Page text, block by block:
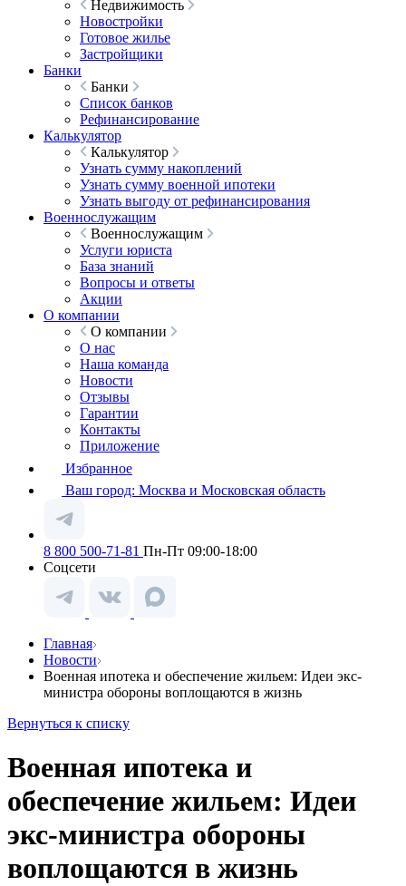
Недвижимость
Новостройки
Готовое жилье
Застройщики
Банки
Банки
Список банков
Рефинансирование
Калькулятор
Калькулятор
Узнать сумму накоплений
Узнать сумму военной ипотеки
Узнать выгоду от рефинансирования
Военнослужащим
Военнослужащим
Услуги юриста
База знаний
Вопросы и ответы
Акции
О компании
О компании
О нас
Наша команда
Новости
Отзывы
Гарантии
Контакты
Приложение
Избранное
Ваш город: Москва и Московская область
8 800 500-71-81 Пн-Пт 09:00-18:00
Соцсети
Главная
Новости
Военная ипотека и обеспечение жильем: Идеи экс-
министра обороны воплощаются в жизнь
Вернуться к списку
Военная ипотека и
обеспечение жильем: Идеи
экс-министра обороны
воплощаются в жизнь